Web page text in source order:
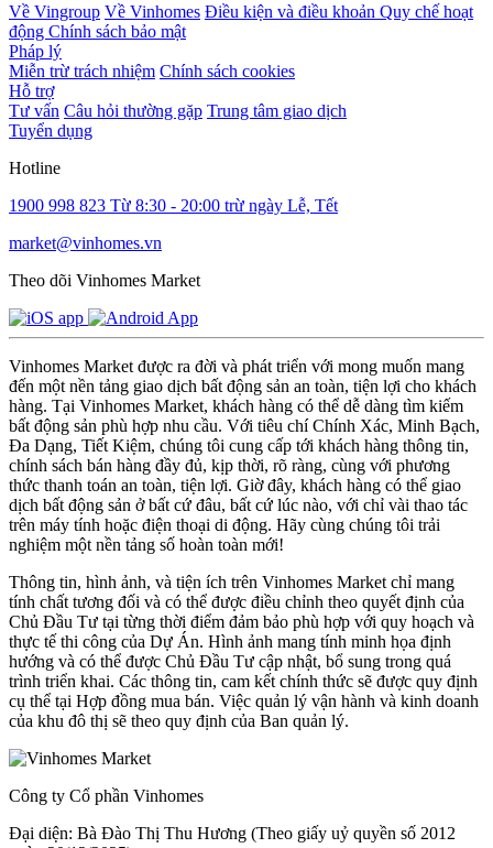
Về Vingroup Về Vinhomes Điều kiện và điều khoản Quy chế hoạt
động Chính sách bảo mật
Pháp lý
Miễn trừ trách nhiệm Chính sách cookies
Hỗ trợ
Tư vấn Câu hỏi thường gặp Trung tâm giao dịch
Tuyển dụng
Hotline
1900 998 823 Từ 8:30 - 20:00 trừ ngày Lễ, Tết
market@vinhomes.vn
Theo dõi Vinhomes Market
Vinhomes Market được ra đời và phát triển với mong muốn mang
đến một nền tảng giao dịch bất động sản an toàn, tiện lợi cho khách
hàng. Tại Vinhomes Market, khách hàng có thể dễ dàng tìm kiếm
bất động sản phù hợp nhu cầu. Với tiêu chí Chính Xác, Minh Bạch,
Đa Dạng, Tiết Kiệm, chúng tôi cung cấp tới khách hàng thông tin,
chính sách bán hàng đầy đủ, kịp thời, rõ ràng, cùng với phương
thức thanh toán an toàn, tiện lợi. Giờ đây, khách hàng có thể giao
dịch bất động sản ở bất cứ đâu, bất cứ lúc nào, với chỉ vài thao tác
trên máy tính hoặc điện thoại di động. Hãy cùng chúng tôi trải
nghiệm một nền tảng số hoàn toàn mới!
Thông tin, hình ảnh, và tiện ích trên Vinhomes Market chỉ mang
tính chất tương đối và có thể được điều chỉnh theo quyết định của
Chủ Đầu Tư tại từng thời điểm đảm bảo phù hợp với quy hoạch và
thực tế thi công của Dự Án. Hình ảnh mang tính minh họa định
hướng và có thể được Chủ Đầu Tư cập nhật, bổ sung trong quá
trình triển khai. Các thông tin, cam kết chính thức sẽ được quy định
cụ thể tại Hợp đồng mua bán. Việc quản lý vận hành và kinh doanh
của khu đô thị sẽ theo quy định của Ban quản lý.
Công ty Cổ phần Vinhomes
Đại diện: Bà Đào Thị Thu Hương (Theo giấy uỷ quyền số 2012